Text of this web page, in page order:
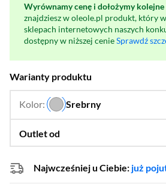
Wyrównamy cenę i dołożymy kolejne
znajdziesz w oleole.pl produkt, który
sklepach internetowych naszych
dostępny w niższej cenieSprawdź
Warianty produktu
Kolor: Srebrny
Outlet od
Najwcześniej u Ciebie: już